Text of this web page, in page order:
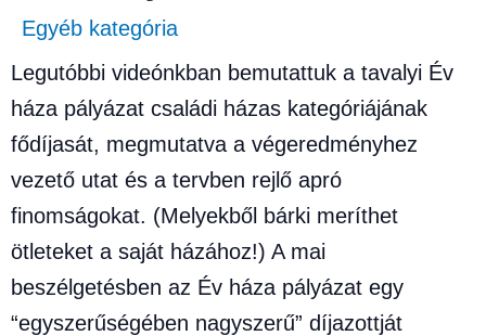
Egyéb kategória
Legutóbbi videónkban bemutattuk a tavalyi Év
háza pályázat családi házas kategóriájának
fődíjasát, megmutatva a végeredményhez
vezető utat és a tervben rejlő apró
finomságokat. (Melyekből bárki meríthet
ötleteket a saját házához!) A mai
beszélgetésben az Év háza pályázat egy
“egyszerűségében nagyszerű” díjazottját